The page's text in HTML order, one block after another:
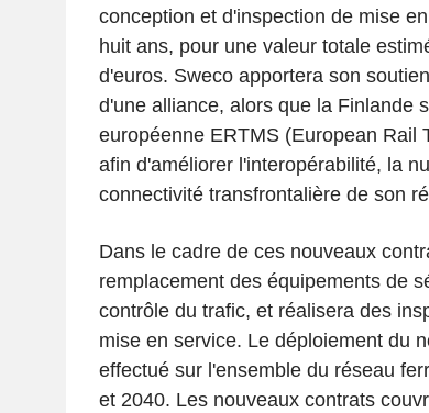
conception et d'inspection de mise
huit ans, pour une valeur totale
d'euros. Sweco apportera son
d'une alliance, alors que la Finlande
européenne ERTMS (European Rail
afin d'améliorer l'interopérabilité, la
connectivité transfrontalière de son
Dans le cadre de ces nouveaux
remplacement des équipements de
contrôle du trafic, et réalisera des
mise en service. Le déploiement du
effectué sur l'ensemble du réseau
et 2040. Les nouveaux contrats